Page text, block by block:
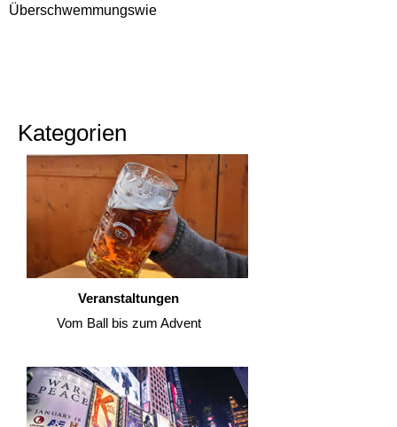
Überschwemmungswie
Kategorien
Veranstaltungen
Vom Ball bis zum Advent